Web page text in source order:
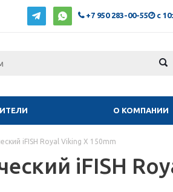
+7 950 283-00-55 с
О КОМПАНИИ
iFISH Royal Viking X 150mm
iFISH